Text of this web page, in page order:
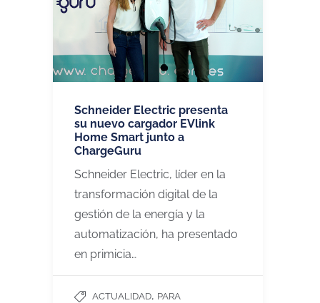
Schneider Electric presenta
su nuevo cargador EVlink
Home Smart junto a
ChargeGuru
Schneider Electric, líder en la
transformación digital de la
gestión de la energía y la
automatización, ha presentado
en primicia…
ACTUALIDAD, PARA